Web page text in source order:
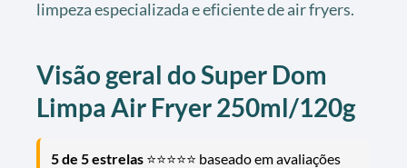
limpeza especializada e eficiente de air fryers.
Visão geral do Super Dom
Limpa Air Fryer 250ml/120g
5 de 5 estrelas ⭐⭐⭐⭐⭐ baseado em avaliações